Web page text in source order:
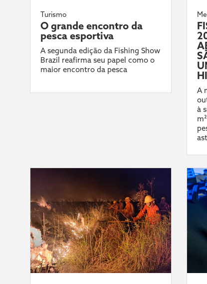
Turismo
O grande encontro da
pesca esportiva
A segunda edição da Fishing Show
Brazil reafirma seu papel como o
maior encontro da pesca
A
à